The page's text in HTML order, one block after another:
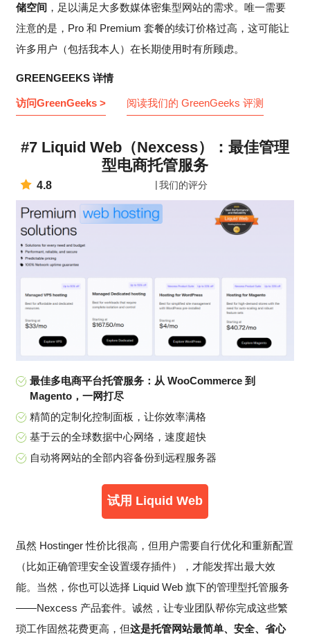
储空间 ，足以满足大多数媒体密集型网站的需求。唯一需要
注意的是，Pro 和 Premium 套餐的续订价格过高，这可能让
许多用户（包括我本人）在长期使用时有所顾虑。
GREENGEEKS 详情
访问GreenGeeks > 阅读我们的 GreenGeeks 评测
#7 Liquid Web（Nexcess）：最佳管理
型电商托管服务
4.8 我们的评分
最佳多电商平台托管服务：从 WooCommerce 到
Magento，一网打尽
精简的定制化控制面板，让你效率满格
基于云的全球数据中心网络，速度超快
自动将网站的全部内容备份到远程服务器
试用 Liquid Web
虽然 Hostinger 性价比很高，但用户需要自行优化和重新配置
（比如正确管理安全设置缓存插件），才能发挥出最大效
能。当然，你也可以选择 Liquid Web 旗下的管理型托管服务
——Nexcess 产品套件。诚然，让专业团队帮你完成这些繁
琐工作固然花费更高，但这是托管网站最简单、安全、省心